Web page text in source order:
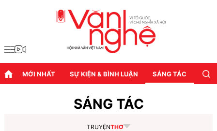
MỚI NHẤT SỰ KIỆN & BÌNH LUẬN SÁNG TÁC
SÁNG TÁC
TRUYỆNTHƠ